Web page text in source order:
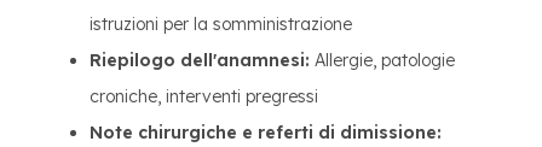
istruzioni per la somministrazione
Riepilogo dell'anamnesi: Allergie, patologie
croniche, interventi pregressi
Note chirurgiche e referti di dimissione: